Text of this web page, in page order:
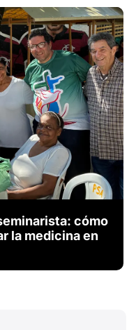
cómo
la medicina en